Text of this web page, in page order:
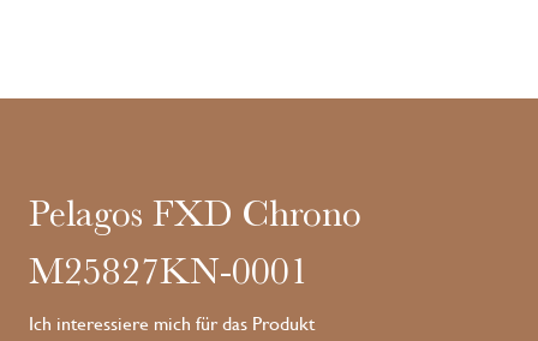
Pelagos FXD Chrono
M25827KN-0001
Ich interessiere mich für das Produkt